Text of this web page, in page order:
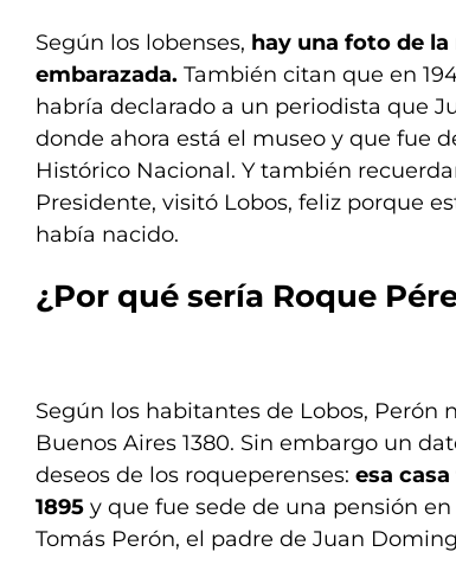
Según los lobenses, hay una foto de la
embarazada. También citan que en
habría declarado a un periodista que
donde ahora está el museo y que fue
Histórico Nacional. Y también
Presidente, visitó Lobos, feliz porque
había nacido.
¿Por qué sería Roque
Según los habitantes de Lobos, Perón
Buenos Aires 1380. Sin embargo un
deseos de los roqueperenses: esa
1895 y que fue sede de una pensión
Tomás Perón, el padre de Juan